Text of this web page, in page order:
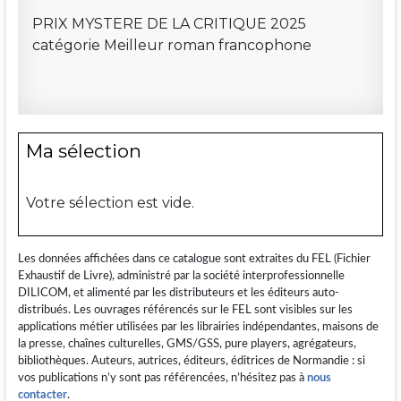
PRIX MYSTERE DE LA CRITIQUE 2025
catégorie Meilleur roman francophone
Ma sélection
Votre sélection est vide.
Les données affichées dans ce catalogue sont extraites du FEL (Fichier
Exhaustif de Livre), administré par la société interprofessionnelle
DILICOM, et alimenté par les distributeurs et les éditeurs auto-
distribués. Les ouvrages référencés sur le FEL sont visibles sur les
applications métier utilisées par les librairies indépendantes, maisons de
la presse, chaînes culturelles, GMS/GSS, pure players, agrégateurs,
bibliothèques. Auteurs, autrices, éditeurs, éditrices de Normandie : si
vos publications n’y sont pas référencées, n’hésitez pas à nous
contacter.